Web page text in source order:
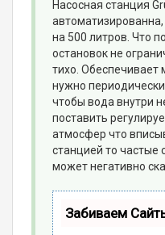
Насосная станция
на 500 литров. Что
остановок не
тихо. Обеспечивает
нужно
чтобы вода внутри
поставить
атмосфер что
станцией то частые
может негативно
Забиваем